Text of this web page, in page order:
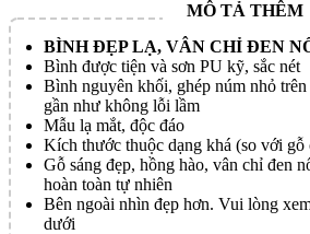
BÌNH ĐẸP LẠ, VÂN CHỈ ĐEN
Bình được tiện và sơn PU kỹ, sắc nét
Bình nguyên khối, ghép núm nhỏ trên
gần như không lỗi lầm
Mẫu lạ mắt, độc đáo
Kích thước thuộc dạng khá (so với gỗ
Gỗ sáng đẹp, hồng hào, vân chỉ đen
hoàn toàn tự nhiên
Bên ngoài nhìn đẹp hơn. Vui lòng
dưới